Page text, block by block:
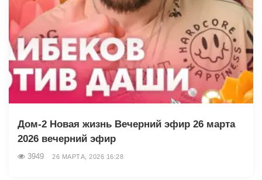
Дом-2 Новая жизнь Вечерний эфир 26 марта
2026 вечерний эфир
3949 26 МАРТА, 2026 16:28